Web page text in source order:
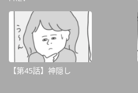
【第45話】神隠し